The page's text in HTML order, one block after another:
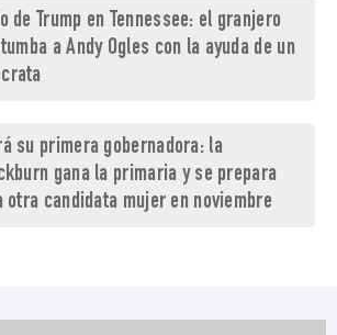
de Trump en Tennessee: el granjero
a Andy Ogles con la ayuda de un
su primera gobernadora: la
gana la primaria y se prepara
candidata mujer en noviembre